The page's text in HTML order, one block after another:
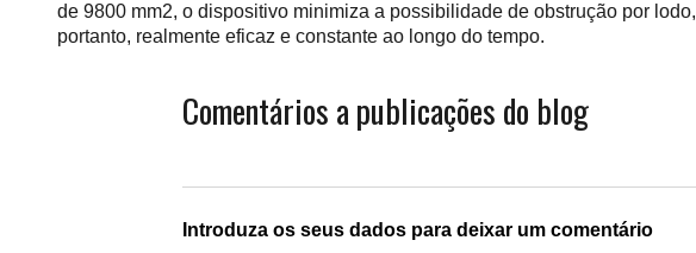
de 9800 mm2, o dispositivo minimiza a possibilidade de obstrução por
portanto, realmente eficaz e constante ao longo do tempo.
Comentários a publicações do blog
Introduza os seus dados para deixar um comentário